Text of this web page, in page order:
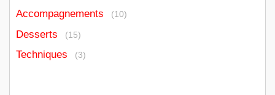
Accompagnements (10)
Desserts (15)
Techniques (3)